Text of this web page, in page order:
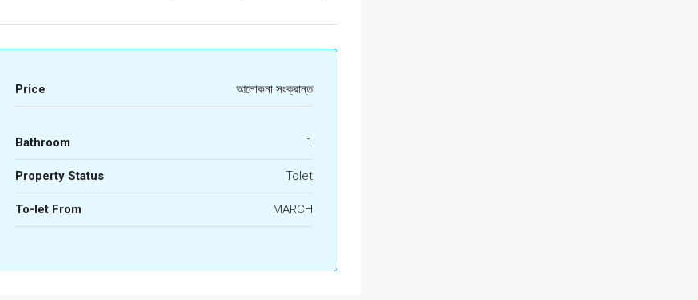
Price আলোকনা সংক্রান্ত
Bathroom 1
Property Status Tolet
To-let From MARCH